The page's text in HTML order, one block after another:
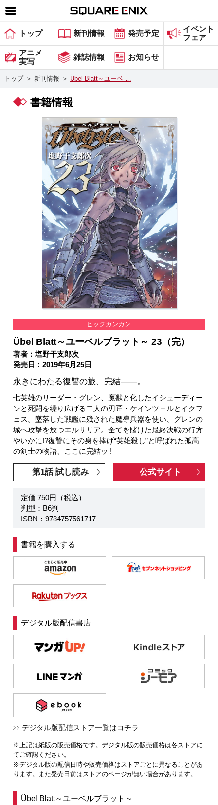
SQUARE ENIX 公式サイトメニュー
ゲーム
マガジン＆ブックス
グッズ
会社情報 採用情報
スクウェア・エニックス サイト内検索
トップ 新刊情報 発売予定
イベント
フェア
アニメ
実写
雑誌情報 お知らせ
トップ ＞ 新刊情報 ＞ Übel Blatt～ユーベ …
書籍情報
ビッグガンガン
Übel Blatt～ユーベルブラット～ 23（完）
著者：塩野干支郎次
発売日：2019年6月25日
永きにわたる復讐の旅、完結――。
七英雄のリーダー・グレン、魔獣と化したイシューディー
ンと死闘を繰り広げる二人の刃匠・ケインツェルとイクフ
ェス。墜落した戦艦に残された魔導兵器を使い、グレンの
城へ攻撃を放つエルサリア。全てを賭けた最終決戦の行方
やいかに!?復讐にその身を捧げ“英雄殺し”と呼ばれた孤高
の剣士の物語、ここに完結ッ!!
第1話 試し読み 公式サイト
定価 750円（税込）
判型：B6判
ISBN：9784757561717
書籍を購入する
デジタル版配信書店
デジタル版配信ストア一覧はコチラ
※上記は紙版の販売価格です。デジタル版の販売価格は各ストアに
てご確認ください。
※デジタル版の配信日時や販売価格はストアごとに異なることがあ
ります。また発売日前はストアのページが無い場合があります。
Übel Blatt～ユーベルブラット～